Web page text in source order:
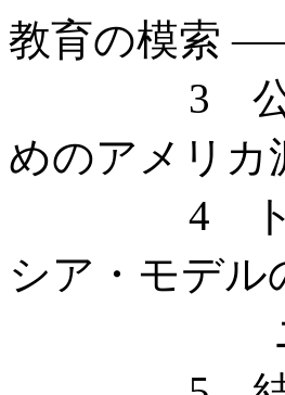
教育の模索
3 公的セ
めのアメリカ
4 トラン
シア・モデル
ニシテ